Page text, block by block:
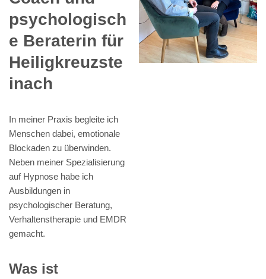
psychologisch
e Beraterin für
Heiligkreuzste
inach
In meiner Praxis begleite ich
Menschen dabei, emotionale
Blockaden zu überwinden.
Neben meiner Spezialisierung
auf Hypnose habe ich
Ausbildungen in
psychologischer Beratung,
Verhaltenstherapie und EMDR
gemacht.
Was ist